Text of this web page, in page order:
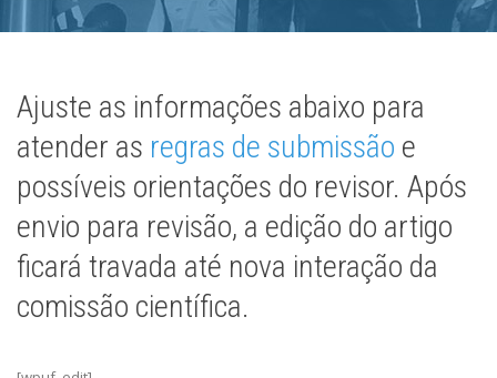
Ajuste as informações abaixo para
atender as regras de submissão e
possíveis orientações do revisor. Após
envio para revisão, a edição do artigo
ficará travada até nova interação da
comissão científica.